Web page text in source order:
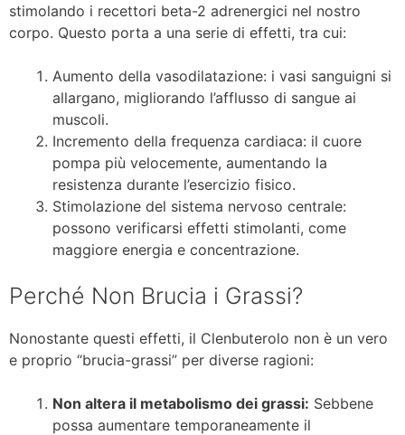
stimolando i recettori beta-2 adrenergici nel nostro
corpo. Questo porta a una serie di effetti, tra cui:
Aumento della vasodilatazione: i vasi sanguigni si
allargano, migliorando l’afflusso di sangue ai
muscoli.
Incremento della frequenza cardiaca: il cuore
pompa più velocemente, aumentando la
resistenza durante l’esercizio fisico.
Stimolazione del sistema nervoso centrale:
possono verificarsi effetti stimolanti, come
maggiore energia e concentrazione.
Perché Non Brucia i Grassi?
Nonostante questi effetti, il Clenbuterolo non è un vero
e proprio “brucia-grassi” per diverse ragioni:
Non altera il metabolismo dei grassi: Sebbene
possa aumentare temporaneamente il